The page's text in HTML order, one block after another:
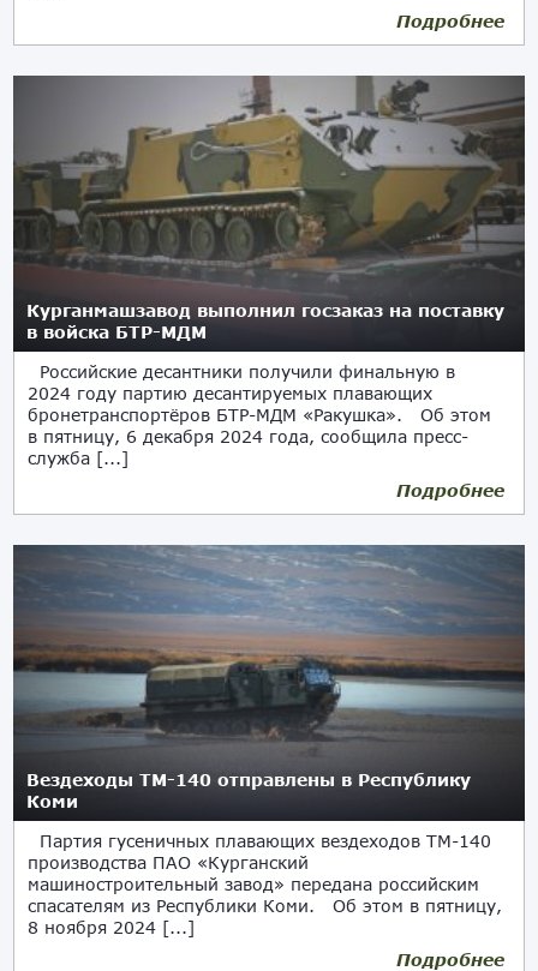
Подробнее
Курганмашзавод выполнил госзаказ на поставку
в войска БТР-МДМ
Российские десантники получили финальную в
2024 году партию десантируемых плавающих
бронетранспортёров БТР-МДМ «Ракушка». Об этом
в пятницу, 6 декабря 2024 года, сообщила пресс-
служба [...]
Подробнее
Вездеходы ТМ-140 отправлены в Республику
Коми
Партия гусеничных плавающих вездеходов ТМ-140
производства ПАО «Курганский
машиностроительный завод» передана российским
спасателям из Республики Коми. Об этом в пятницу,
8 ноября 2024 [...]
Подробнее